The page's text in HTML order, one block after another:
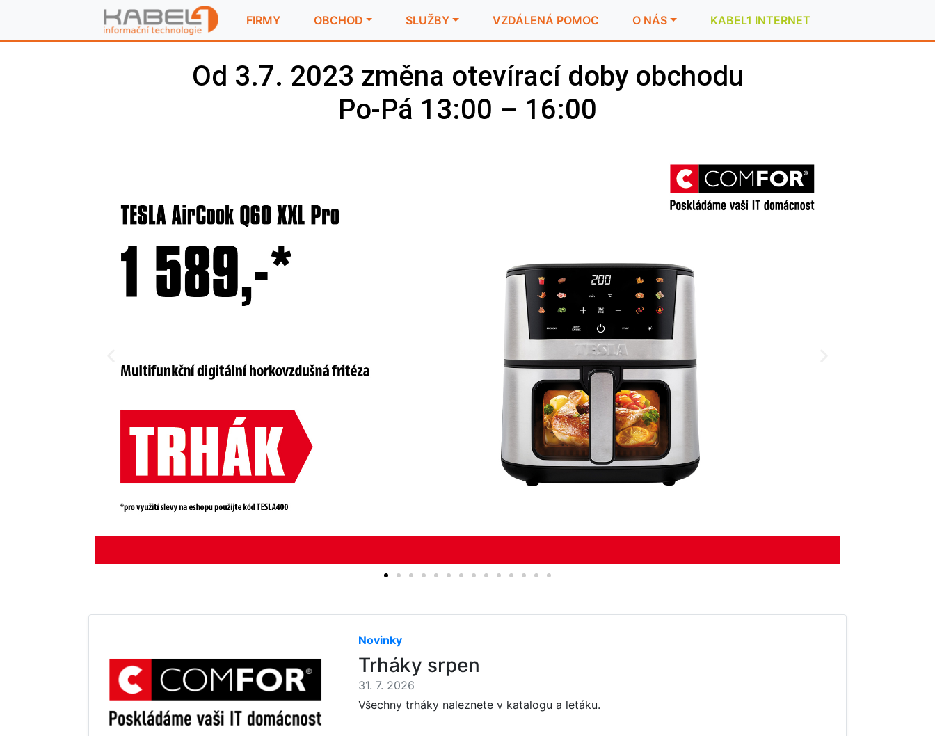
FIRMY OBCHOD SLUŽBY VZDÁLENÁ POMOC O NÁS KABEL1 INTERNET
Od 3.7. 2023 změna otevírací doby obchodu
Po-Pá 13:00 – 16:00
Novinky
Trháky srpen
31. 7. 2026
Všechny trháky naleznete v katalogu a letáku.